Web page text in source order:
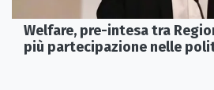
Welfare, pre-intesa tra
più partecipazione nelle